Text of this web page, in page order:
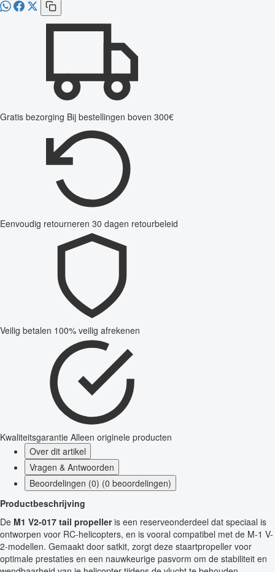
Gratis bezorging Bij bestellingen boven 300€
Eenvoudig retourneren 30 dagen retourbeleid
Veilig betalen 100% veilig afrekenen
Kwaliteitsgarantie Alleen originele producten
Over dit artikel
Vragen & Antwoorden
Beoordelingen (0) (0 beoordelingen)
Productbeschrijving
De M1 V2-017 tail propelleris een reserveonderdeel dat speciaal is
ontworpen voor RC-helicopters, en is vooral compatibel met de M-1 V-
2-modellen. Gemaakt door satkit, zorgt deze staartpropeller voor
optimale prestaties en een nauwkeurige pasvorm om de stabiliteit en